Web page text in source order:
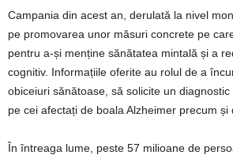
Campania din acest an, derulată la nivel
pe promovarea unor măsuri concrete pe
pentru a-și menține sănătatea mintală și a
cognitiv. Informațiile oferite au rolul de a
obiceiuri sănătoase, să solicite un
pe cei afectați de boala Alzheimer precum și
În întreaga lume, peste 57 milioane de